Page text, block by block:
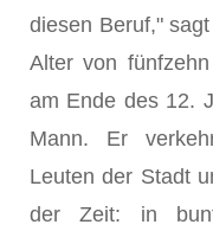
diesen Beruf,"
Alter von
am Ende des 12.
Mann. Er
Leuten der Stadt
der Zeit: in